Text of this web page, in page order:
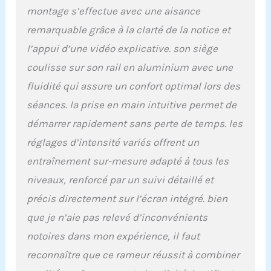
entraînement plus
ludique. Stabilité
améliorée du double rail:
Comparé aux systèmes
traditionnels à rail
unique, le double rail
amélioré offre une
durabilité et une stabilité
accrues. Avec une
capacité de charge allant
jusqu'à 158 kg et une
longueur de rail de 165
cm, il convient aux
personnes mesurant
jusqu'à 1,93 m. Système
magnétique silencieux:
de 5,5 kg et d'une
résistance allant jusqu'à
une force magnétique
montage s’effectue avec une aisance
remarquable grâce à la clarté de la notice et
l’appui d’une vidéo explicative. son siège
coulisse sur son rail en aluminium avec une
fluidité qui assure un confort optimal lors des
séances. la prise en main intuitive permet de
démarrer rapidement sans perte de temps. les
réglages d’intensité variés offrent un
entraînement sur-mesure adapté à tous les
niveaux, renforcé par un suivi détaillé et
précis directement sur l’écran intégré. bien
que je n’aie pas relevé d’inconvénients
notoires dans mon expérience, il faut
reconnaître que ce rameur réussit à combiner